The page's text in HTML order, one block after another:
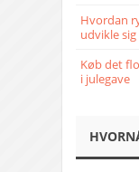
Hvordan
udvikle sig
Køb det
i julegave